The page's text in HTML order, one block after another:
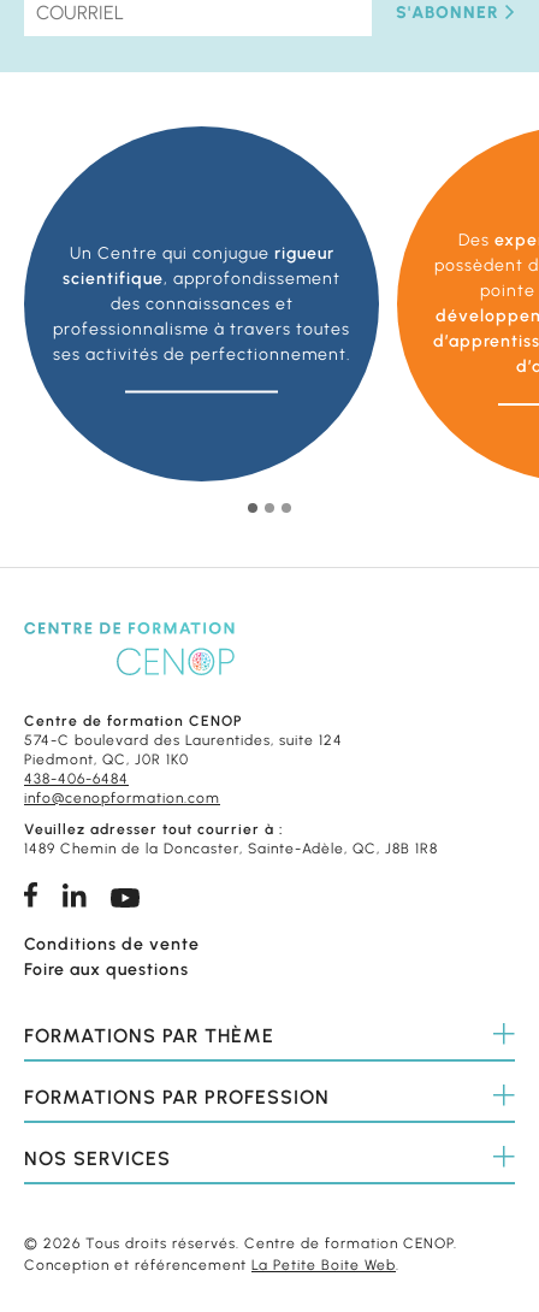
S'ABONNER
Un Centre qui conjugue rigueur
scientifique, approfondissement
des connaissances et
professionnalisme à travers toutes
ses activités de perfectionnement.
Des
possèdent
pointe
Centre de formation CENOP
574-C boulevard des Laurentides, suite 124
Piedmont, QC, J0R 1K0
438-406-6484
info@cenopformation.com
Veuillez adresser tout courrier à :
1489 Chemin de la Doncaster, Sainte-Adèle, QC, J8B 1R8
Conditions de vente
Foire aux questions
FORMATIONS PAR THÈME
FORMATIONS PAR PROFESSION
NOS SERVICES
© 2026 Tous droits réservés. Centre de formation CENOP.
Conception et référencement La Petite Boite Web.